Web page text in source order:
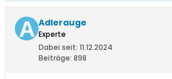
Adlerauge
Experte
Dabei seit: 11.12.2024
Beiträge: 898